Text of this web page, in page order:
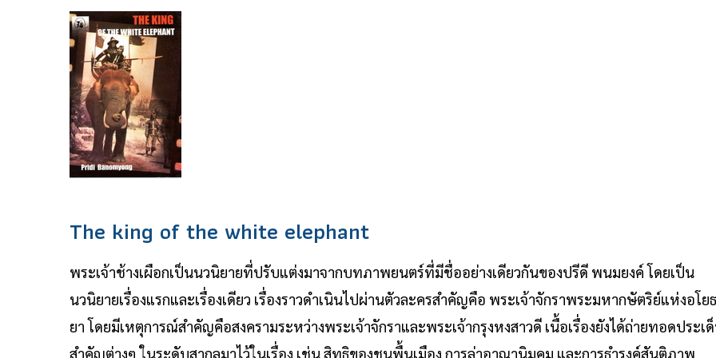
The king of the white elephant
พระเจ้าช้างเผือกเป็นนวนิยายที่ปรับแต่งมาจากบทภาพยนตร์ที่มีชื่ออย่างเดียวกันของปรีดี พนมยงค์ โดยเป็น
นวนิยายเรื่องแรกและเรื่องเดียว เรื่องราวดำเนินไปผ่านตัวละครสำคัญคือ พระเจ้าจักราพระมหากษัตริย์แห่งอโยธ
ยา โดยมีเหตุการณ์สำคัญคือสงครามระหว่างพระเจ้าจักราและพระเจ้ากรุงหงสาวดี เนื้อเรื่องยังได้ถ่ายทอดประเ
สำคัญต่างๆ ในระดับสากลมาไว้ในเรื่อง เช่น สิทธิของชนพื้นเมือง การล่าอาณานิมคม และการธำรงค์สันติภาพ